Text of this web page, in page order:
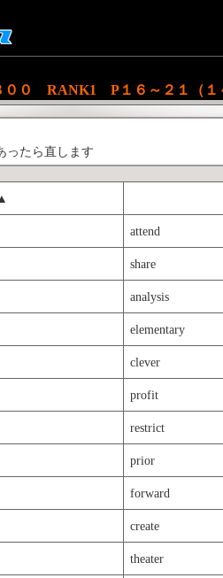
００ RANK1 P１６～２１（１
ったら直します
attend
share
analysis
elementary
clever
profit
restrict
prior
forward
create
theater